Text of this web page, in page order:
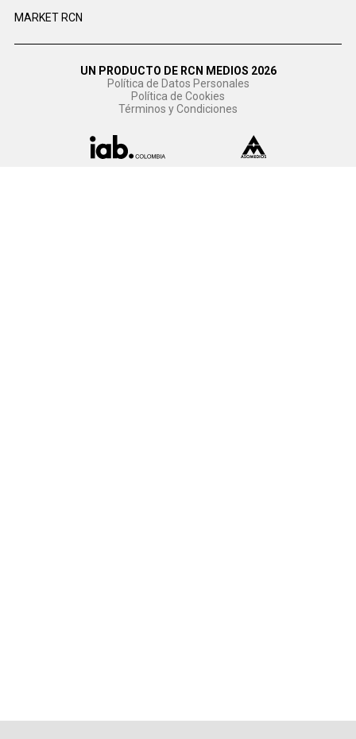
MARKET RCN
UN PRODUCTO DE RCN MEDIOS 2026
Política de Datos Personales
Política de Cookies
Términos y Condiciones